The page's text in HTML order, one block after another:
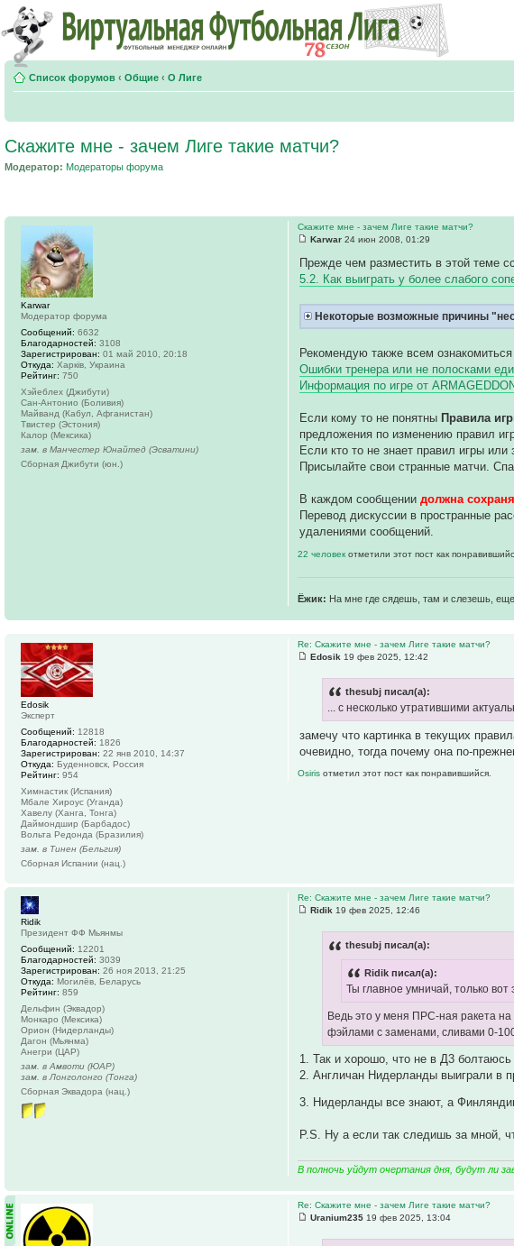
Список форумов ‹ Общие ‹ О Лиге
Скажите мне - зачем Лиге такие матчи?
Модератор: Модераторы форума
Скажите мне - зачем Лиге такие матчи?
Karwar 24 июн 2008, 01:29
Прежде чем разместить в этой теме
5.2. Как выиграть у более слабого
Некоторые возможные причины
Рекомендую также всем
Ошибки тренера или не полосками
Информация по игре от
Если кому то не понятныПравила
предложения по изменению правил
Если кто то не знает правил игры или
Присылайте свои странные матчи.
В каждом сообщениидолжна
Перевод дискуссии в пространные
удалениями сообщений.
22 человекотметили этот пост как
Ёжик: На мне где сядешь, там и слезешь,
Karwar
Модератор форума
Сообщений: 6632
Благодарностей: 3108
Зарегистрирован: 01 май 2010, 20:18
Откуда: Харків, Украина
Рейтинг: 750
Хэйеблех (Джибути)
Сан-Антонио (Боливия)
Майванд (Кабул, Афганистан)
Твистер (Эстония)
Калор (Мексика)
зам. в Манчестер Юнайтед (Эсватини)
Сборная Джибути (юн.)
Re: Скажите мне - зачем Лиге такие матчи?
Edosik 19 фев 2025, 12:42
thesubj писал(а):
... с несколько утратившими
замечу что картинка в текущих
очевидно, тогда почему она по-
Osirisотметил этот пост как понравившийся.
Edosik
Эксперт
Сообщений: 12818
Благодарностей: 1826
Зарегистрирован: 22 янв 2010, 14:37
Откуда: Буденновск, Россия
Рейтинг: 954
Химнастик (Испания)
Мбале Хироус (Уганда)
Хавелу (Ханга, Тонга)
Даймондшир (Барбадос)
Вольта Редонда (Бразилия)
зам. в Тинен (Бельгия)
Сборная Испании (нац.)
Re: Скажите мне - зачем Лиге такие матчи?
Ridik 19 фев 2025, 12:46
thesubj писал(а):
Ridik писал(а):
Ты главное умничай, только
Ведь это у меня ПРС-ная ракета
фэйлами с заменами, сливами 0-
1. Так и хорошо, что не в Д3
2. Англичан Нидерланды выиграли в
3. Нидерланды все знают, а
P.S. Ну а если так следишь за мной,
В полночь уйдут очертания дня, будут ли
Ridik
Президент ФФ Мьянмы
Сообщений: 12201
Благодарностей: 3039
Зарегистрирован: 26 ноя 2013, 21:25
Откуда: Могилёв, Беларусь
Рейтинг: 859
Дельфин (Эквадор)
Монкаро (Мексика)
Орион (Нидерланды)
Дагон (Мьянма)
Анегри (ЦАР)
зам. в Амвоти (ЮАР)
зам. в Лонголонго (Тонга)
Сборная Эквадора (нац.)
Re: Скажите мне - зачем Лиге такие матчи?
Uranium235 19 фев 2025, 13:04